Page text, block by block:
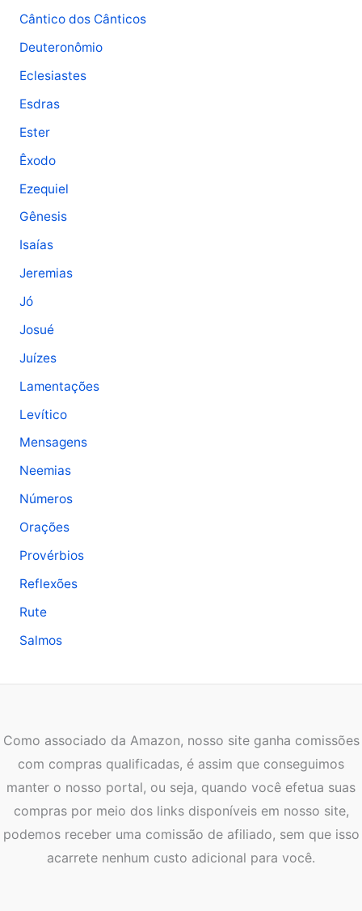
Cântico dos Cânticos
Deuteronômio
Eclesiastes
Esdras
Ester
Êxodo
Ezequiel
Gênesis
Isaías
Jeremias
Jó
Josué
Juízes
Lamentações
Levítico
Mensagens
Neemias
Números
Orações
Provérbios
Reflexões
Rute
Salmos
Como associado da Amazon, nosso site ganha comissões
com compras qualificadas, é assim que conseguimos
manter o nosso portal, ou seja, quando você efetua suas
compras por meio dos links disponíveis em nosso site,
podemos receber uma comissão de afiliado, sem que isso
acarrete nenhum custo adicional para você.